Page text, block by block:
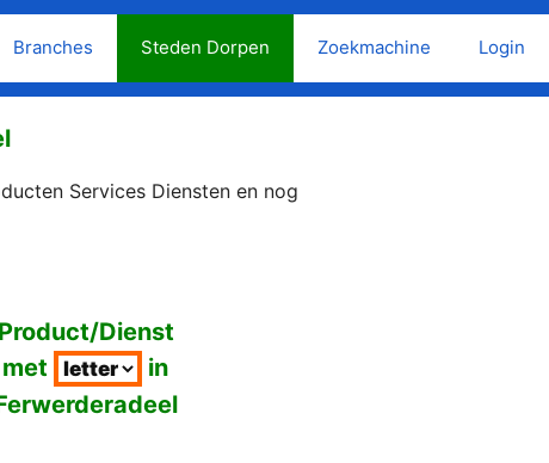
Branches Steden Dorpen Zoekmachine Login
Services Diensten en nog
Product/Dienst
met
in